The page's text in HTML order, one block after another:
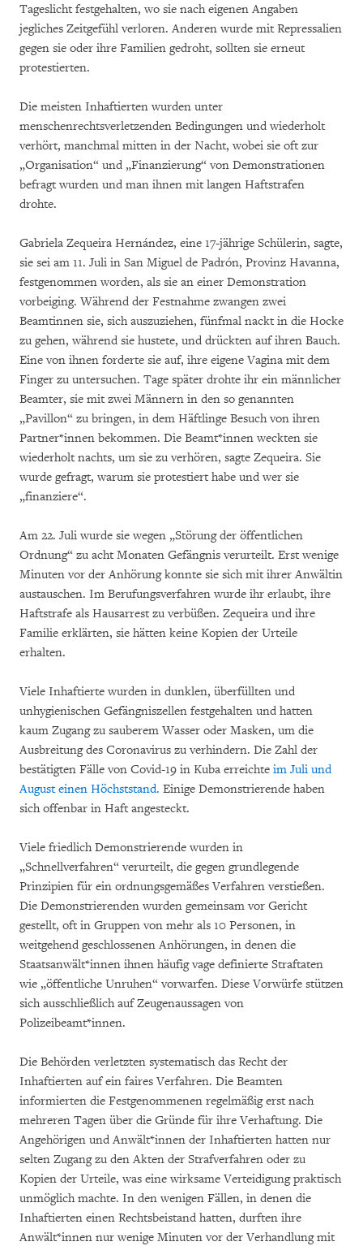
Tageslicht festgehalten, wo sie nach eigenen Angaben
jegliches Zeitgefühl verloren. Anderen wurde mit Repressalien
gegen sie oder ihre Familien gedroht, sollten sie erneut
protestierten.
Die meisten Inhaftierten wurden unter
menschenrechtsverletzenden Bedingungen und wiederholt
verhört, manchmal mitten in der Nacht, wobei sie oft zur
„Organisation“ und „Finanzierung“ von Demonstrationen
befragt wurden und man ihnen mit langen Haftstrafen
drohte.
Gabriela Zequeira Hernández, eine 17-jährige Schülerin, sagte,
sie sei am 11. Juli in San Miguel de Padrón, Provinz Havanna,
festgenommen worden, als sie an einer Demonstration
vorbeiging. Während der Festnahme zwangen zwei
Beamtinnen sie, sich auszuziehen, fünfmal nackt in die Hocke
zu gehen, während sie hustete, und drückten auf ihren Bauch.
Eine von ihnen forderte sie auf, ihre eigene Vagina mit dem
Finger zu untersuchen. Tage später drohte ihr ein männlicher
Beamter, sie mit zwei Männern in den so genannten
„Pavillon“ zu bringen, in dem Häftlinge Besuch von ihren
Partner*innen bekommen. Die Beamt*innen weckten sie
wiederholt nachts, um sie zu verhören, sagte Zequeira. Sie
wurde gefragt, warum sie protestiert habe und wer sie
„finanziere“.
Am 22. Juli wurde sie wegen „Störung der öffentlichen
Ordnung“ zu acht Monaten Gefängnis verurteilt. Erst wenige
Minuten vor der Anhörung konnte sie sich mit ihrer Anwältin
austauschen. Im Berufungsverfahren wurde ihr erlaubt, ihre
Haftstrafe als Hausarrest zu verbüßen. Zequeira und ihre
Familie erklärten, sie hätten keine Kopien der Urteile
erhalten.
Viele Inhaftierte wurden in dunklen, überfüllten und
unhygienischen Gefängniszellen festgehalten und hatten
kaum Zugang zu sauberem Wasser oder Masken, um die
Ausbreitung des Coronavirus zu verhindern. Die Zahl der
bestätigten Fälle von Covid-19 in Kuba erreichte im Juli und
August einen Höchststand. Einige Demonstrierende haben
sich offenbar in Haft angesteckt.
Viele friedlich Demonstrierende wurden in
„Schnellverfahren“ verurteilt, die gegen grundlegende
Prinzipien für ein ordnungsgemäßes Verfahren verstießen.
Die Demonstrierenden wurden gemeinsam vor Gericht
gestellt, oft in Gruppen von mehr als 10 Personen, in
weitgehend geschlossenen Anhörungen, in denen die
Staatsanwält*innen ihnen häufig vage definierte Straftaten
wie „öffentliche Unruhen“ vorwarfen. Diese Vorwürfe stützen
sich ausschließlich auf Zeugenaussagen von
Polizeibeamt*innen.
Die Behörden verletzten systematisch das Recht der
Inhaftierten auf ein faires Verfahren. Die Beamten
informierten die Festgenommenen regelmäßig erst nach
mehreren Tagen über die Gründe für ihre Verhaftung. Die
Angehörigen und Anwält*innen der Inhaftierten hatten nur
selten Zugang zu den Akten der Strafverfahren oder zu
Kopien der Urteile, was eine wirksame Verteidigung praktisch
unmöglich machte. In den wenigen Fällen, in denen die
Inhaftierten einen Rechtsbeistand hatten, durften ihre
Anwält*innen nur wenige Minuten vor der Verhandlung mit